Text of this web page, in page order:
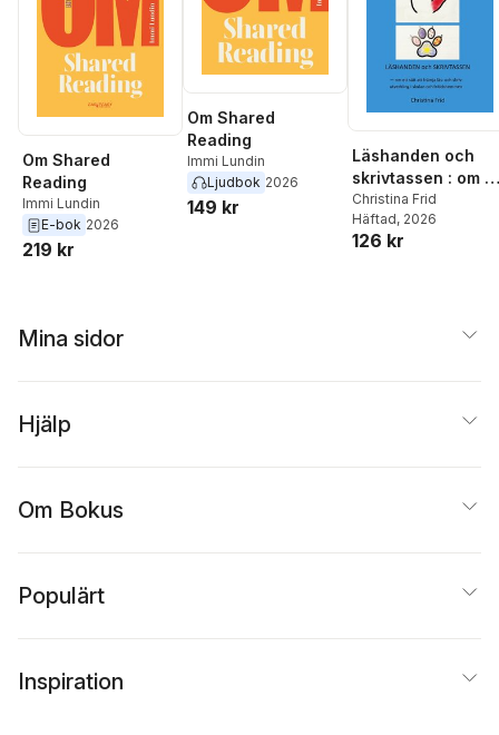
Om Shared
Reading
Immi Lundin
E-bok 2026
219 kr
Om Shared
Reading
Immi Lundin
Ljudbok 2026
149 kr
Läshanden och
skrivtassen : om
sätt att främja läs-
och
i skolan och
Christina Frid
Häftad, 2026
126 kr
Mina sidor
Hjälp
Om Bokus
Populärt
Inspiration